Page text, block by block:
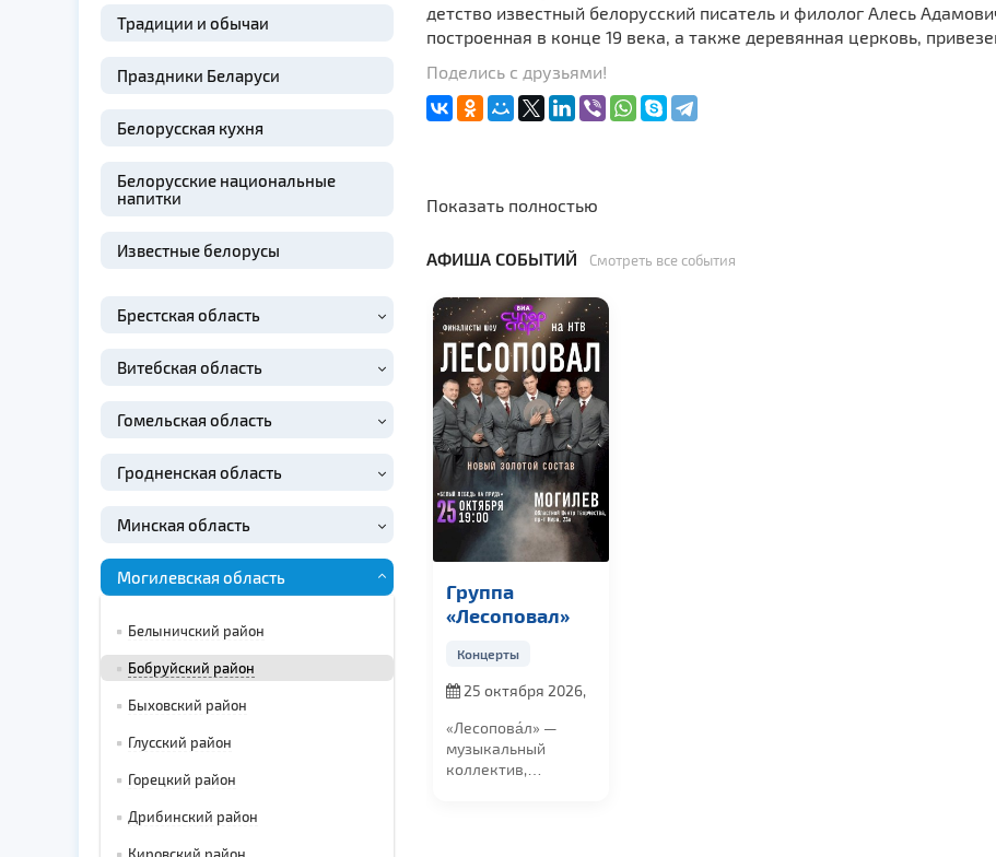
Традиции и обычаи
Праздники Беларуси
Белорусская кухня
Белорусские национальные
напитки
Известные белорусы
Брестская область
Витебская область
Гомельская область
Гродненская область
Минская область
Могилевская область
Белыничский район
Бобруйский район
Быховский район
Глусский район
Горецкий район
Дрибинский район
детство известный белорусский писатель и филолог Алесь
построенная в конце 19 века, а также деревянная церковь,
Поделись с друзьями!
Показать полностью
АФИША СОБЫТИЙ Смотреть все события
Группа
«Лесоповал»
Концерты
25 октября 2026,
«Лесопова́л» —
музыкальный
коллектив,